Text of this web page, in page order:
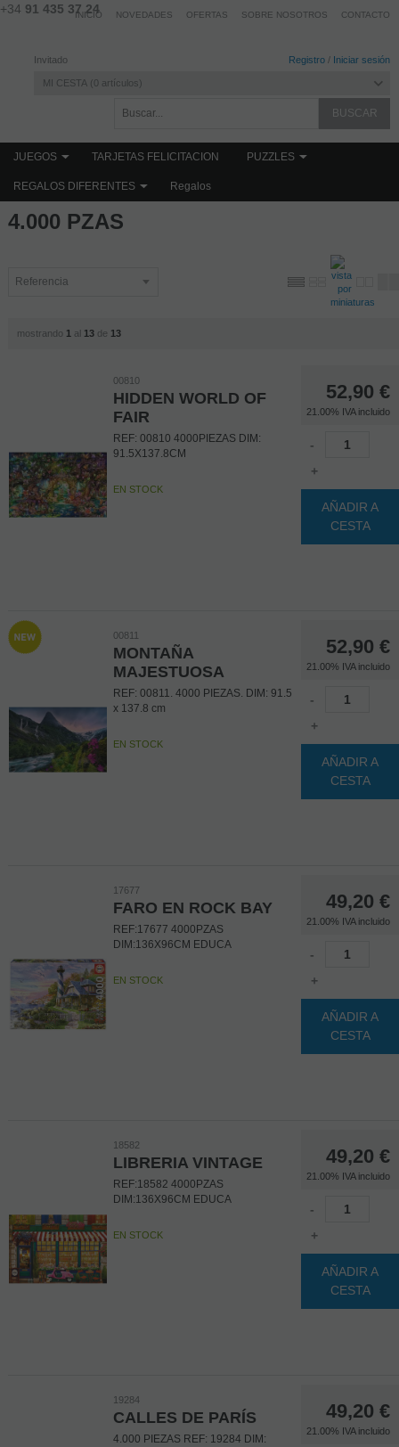
+34 91 435 37 24
Invitado Registro / Iniciar sesión
MI CESTA 0 artículos
INICIO NOVEDADES OFERTAS SOBRE NOSOTROS CONTACTO
JUEGOS TARJETAS FELICITACION PUZZLES
REGALOS DIFERENTES Regalos
PUZZLES POR Nº DE PIEZAS
4.000 PZAS
mostrando 1 al 13de 13
00810
HIDDEN WORLD OF
FAIR
REF: 00810 4000PIEZAS DIM:
91.5X137.8CM
EN STOCK
52,90 €
21.00% IVA incluido
-
+
AÑADIR A
CESTA
00811
MONTAÑA
MAJESTUOSA
REF: 00811. 4000 PIEZAS. DIM: 91.5
x 137.8 cm
EN STOCK
52,90 €
21.00% IVA incluido
-
+
AÑADIR A
CESTA
17677
FARO EN ROCK BAY
REF:17677 4000PZAS
DIM:136X96CM EDUCA
EN STOCK
49,20 €
21.00% IVA incluido
-
+
AÑADIR A
CESTA
18582
LIBRERIA VINTAGE
REF:18582 4000PZAS
DIM:136X96CM EDUCA
EN STOCK
49,20 €
21.00% IVA incluido
-
+
AÑADIR A
CESTA
19284
CALLES DE PARÍS
4.000 PIEZAS REF: 19284 DIM:
49,20 €
21.00% IVA incluido